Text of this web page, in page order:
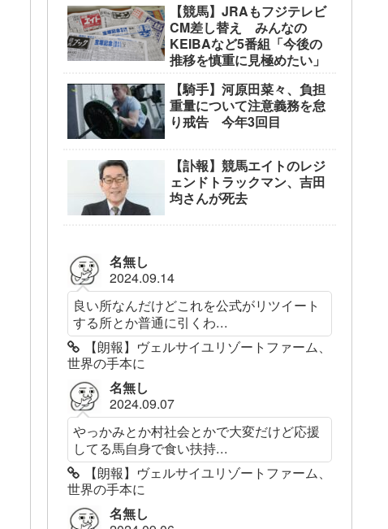
【競馬】JRAもフジテレビ
CM差し替え みんなの
KEIBAなど5番組「今後の
推移を慎重に見極めたい」
【騎手】河原田菜々、負担
重量について注意義務を怠
り戒告 今年3回目
【訃報】競馬エイトのレジ
ェンドトラックマン、吉田
均さんが死去
名無し
2024.09.14
良い所なんだけどこれを公式がリツイート
する所とか普通に引くわ...
【朗報】ヴェルサイユリゾートファーム、
世界の手本に
名無し
2024.09.07
やっかみとか村社会とかで大変だけど応援
してる馬自身で食い扶持...
【朗報】ヴェルサイユリゾートファーム、
世界の手本に
名無し